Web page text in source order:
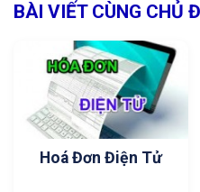
BÀI VIẾT CÙNG CHỦ
Hoá Đơn Điện Tử